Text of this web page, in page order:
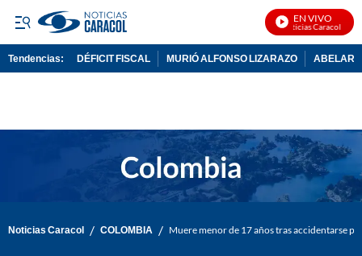
EN VIVO
Noticias Caracol En
Tendencias: DÉFICIT FISCAL MURIÓ ALFONSO LIZARAZO
Noticias Caracol / COLOMBIA / Muere menor de 17 años tras accidentarse